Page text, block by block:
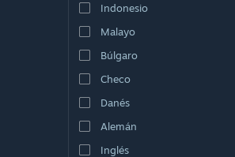
Indonesio
Malayo
Búlgaro
Checo
Danés
Alemán
Inglés